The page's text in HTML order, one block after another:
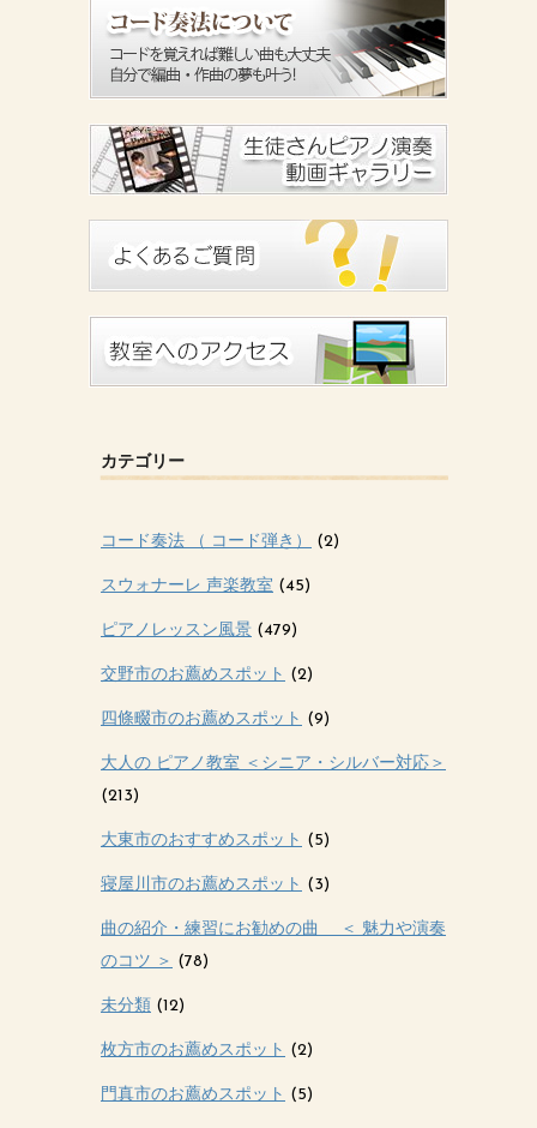
カテゴリー
コード奏法 （ コード弾き） (2)
スウォナーレ 声楽教室 (45)
ピアノレッスン風景 (479)
交野市のお薦めスポット (2)
四條畷市のお薦めスポット (9)
大人の ピアノ教室 ＜シニア・シルバー対応＞
(213)
大東市のおすすめスポット (5)
寝屋川市のお薦めスポット (3)
曲の紹介・練習にお勧めの曲 ＜ 魅力や演奏
のコツ ＞ (78)
未分類 (12)
枚方市のお薦めスポット (2)
門真市のお薦めスポット (5)